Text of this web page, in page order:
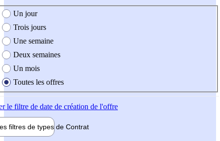
création de l'offre
Un jour
Trois jours
Une semaine
Deux semaines
Un mois
Toutes les offres
le filtre de date de création de l'offre
filtres de types de Contrat